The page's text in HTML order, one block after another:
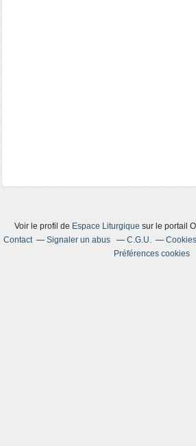
Voir le profil de Espace Liturgiquesur le portail
Contact
Signaler un abus C.G.U.
Préférences cookies